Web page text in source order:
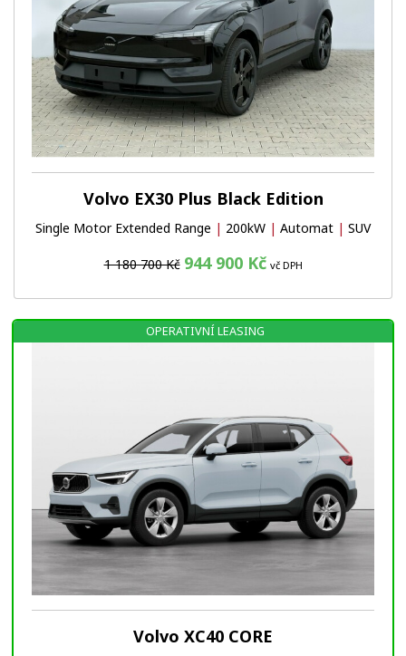
Volvo EX30 Plus Black Edition
Single Motor Extended Range | 200kW | Automat | SUV
1 180 700 Kč 944 900 Kč vč DPH
Volvo XC40 CORE
OPERATIVNÍ LEASING